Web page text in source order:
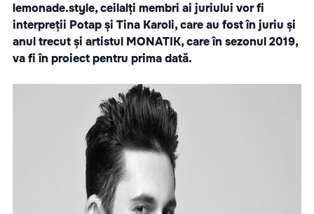
lemonade.style, ceilalți membri ai juriului vor fi
interpreții Potap și Tina Karoli, care au fost în juriu și
anul trecut și artistul MONATIK, care în sezonul 2019,
va fi în proiect pentru prima dată.